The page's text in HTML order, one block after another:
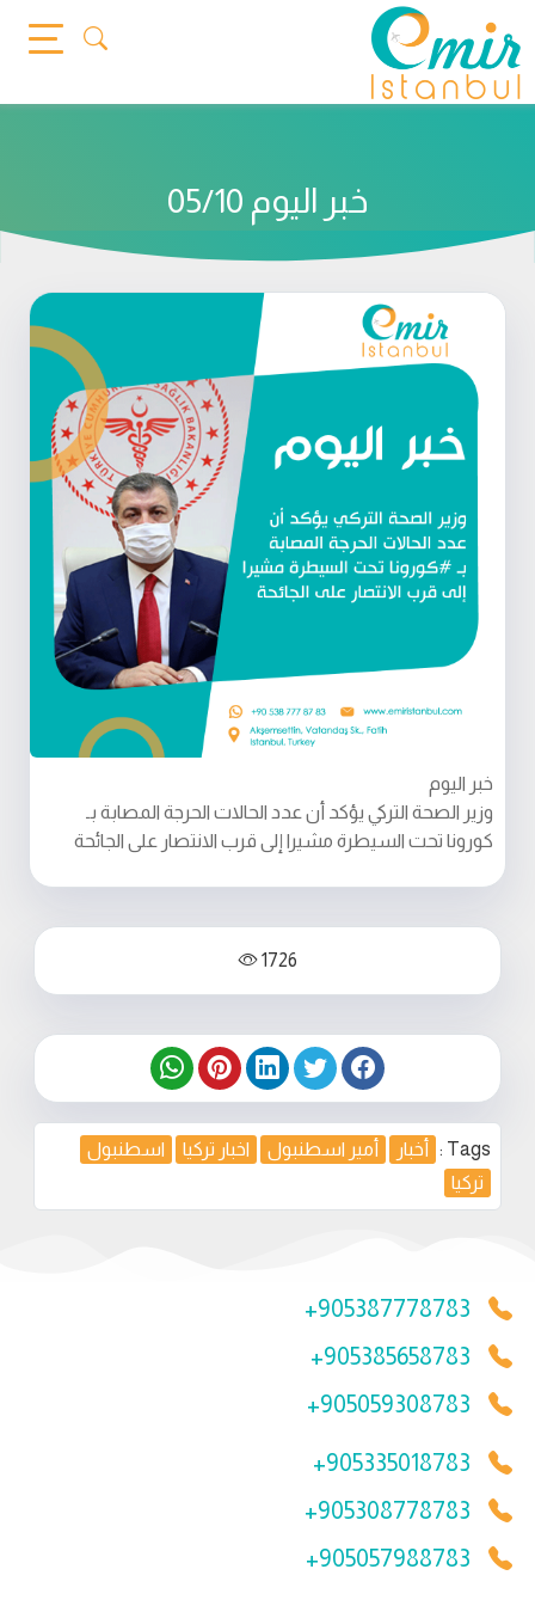
to
content
خبر اليوم 05/10
خبر اليوم
وزير الصحة التركي يؤكد أن عدد الحالات الحرجة المصابة بـ
كورونا تحت السيطرة مشيرا إلى قرب الانتصار على الجائحة
1726
Tags : أخبار أمير اسطنبول اخبار تركيا
اسطنبول
تركيا
+905387778783
+905385658783
+905059308783
+905335018783
+905308778783
+905057988783